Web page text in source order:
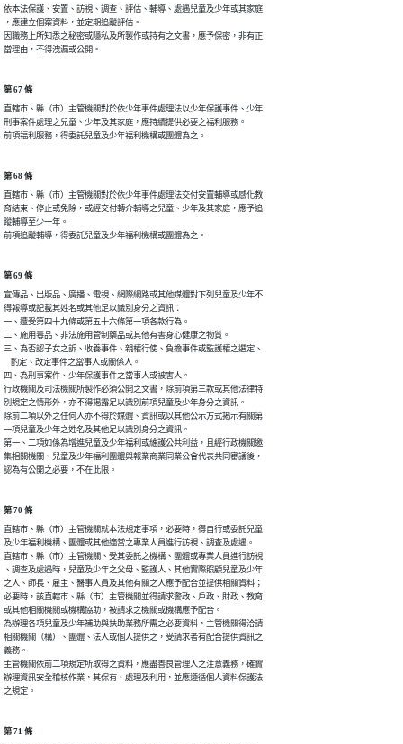
依本法保護、安置、訪視、調查、評估、輔導、處遇兒童及少年或其家庭
，應建立個案資料，並定期追蹤評估。
因職務上所知悉之秘密或隱私及所製作或持有之文書，應予保密，非有正
當理由，不得洩漏或公開。
第 67 條
直轄市、縣（市）主管機關對於依少年事件處理法以少年保護事件、少年
刑事案件處理之兒童、少年及其家庭，應持續提供必要之福利服務。
前項福利服務，得委託兒童及少年福利機構或團體為之。
第 68 條
直轄市、縣（市）主管機關對於依少年事件處理法交付安置輔導或感化教
育結束、停止或免除，或經交付轉介輔導之兒童、少年及其家庭，應予追
蹤輔導至少一年。
前項追蹤輔導，得委託兒童及少年福利機構或團體為之。
第 69 條
宣傳品、出版品、廣播、電視、網際網路或其他媒體對下列兒童及少年不
得報導或記載其姓名或其他足以識別身分之資訊：
一、遭受第四十九條或第五十六條第一項各款行為。
二、施用毒品、非法施用管制藥品或其他有害身心健康之物質。
三、為否認子女之訴、收養事件、親權行使、負擔事件或監護權之選定、
    酌定、改定事件之當事人或關係人。
四、為刑事案件、少年保護事件之當事人或被害人。
行政機關及司法機關所製作必須公開之文書，除前項第三款或其他法律特
別規定之情形外，亦不得揭露足以識別前項兒童及少年身分之資訊。
除前二項以外之任何人亦不得於媒體、資訊或以其他公示方式揭示有關第
一項兒童及少年之姓名及其他足以識別身分之資訊。
第一、二項如係為增進兒童及少年福利或維護公共利益，且經行政機關邀
集相關機關、兒童及少年福利團體與報業商業同業公會代表共同審議後，
認為有公開之必要，不在此限。
第 70 條
直轄市、縣（市）主管機關就本法規定事項，必要時，得自行或委託兒童
及少年福利機構、團體或其他適當之專業人員進行訪視、調查及處遇。
直轄市、縣（市）主管機關、受其委託之機構、團體或專業人員進行訪視
、調查及處遇時，兒童及少年之父母、監護人、其他實際照顧兒童及少年
之人、師長、雇主、醫事人員及其他有關之人應予配合並提供相關資料；
必要時，該直轄市、縣（市）主管機關並得請求警政、戶政、財政、教育
或其他相關機關或機構協助，被請求之機關或機構應予配合。
為辦理各項兒童及少年補助與扶助業務所需之必要資料，主管機關得洽請
相關機關（構）、團體、法人或個人提供之，受請求者有配合提供資訊之
義務。
主管機關依前二項規定所取得之資料，應盡善良管理人之注意義務，確實
辦理資訊安全稽核作業，其保有、處理及利用，並應遵循個人資料保護法
之規定。
第 71 條